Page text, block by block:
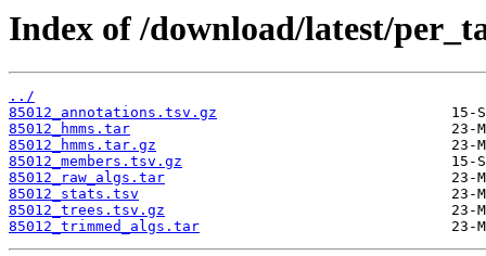
Index of /download/latest/
../
85012_annotations.tsv.gz
85012_hmms.tar
85012_hmms.tar.gz
85012_members.tsv.gz
85012_raw_algs.tar
85012_stats.tsv
85012_trees.tsv.gz
85012_trimmed_algs.tar